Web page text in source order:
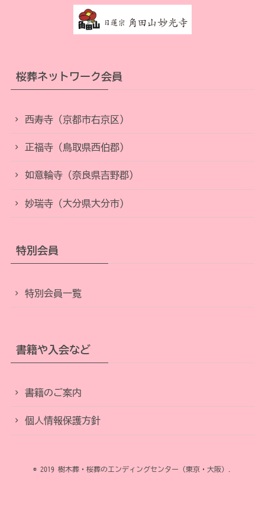
桜葬ネットワーク会員
西寿寺（京都市右京区）
正福寺（鳥取県西伯郡）
如意輪寺（奈良県吉野郡）
妙瑞寺（大分県大分市）
特別会員
特別会員一覧
書籍や入会など
書籍のご案内
個人情報保護方針
© 2019 樹木葬・桜葬のエンディングセンター（東京・大阪）.